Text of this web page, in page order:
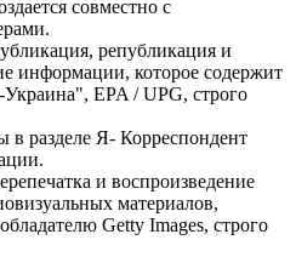
совместно с
републикация и
информации, которое содержит
EPA / UPG, строго
в разделе Я- Корреспондент
и воспроизведение
материалов,
Getty Images, строго